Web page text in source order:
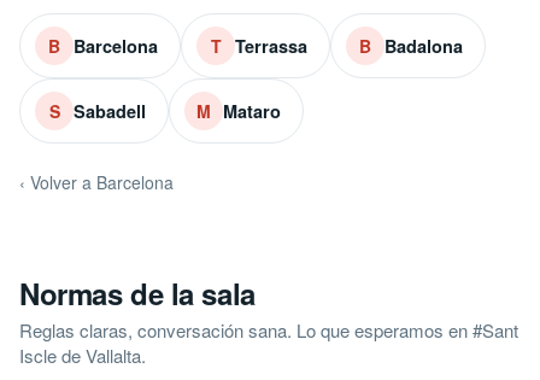
B Barcelona T Terrassa B Badalona
S Sabadell M Mataro
‹ Volver a Barcelona
Normas de la sala
Reglas claras, conversación sana. Lo que esperamos en #Sant
Iscle de Vallalta.